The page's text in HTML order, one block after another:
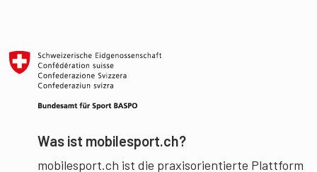
Was ist mobilesport.ch?
mobilesport.ch ist die praxisorientierte Plattform